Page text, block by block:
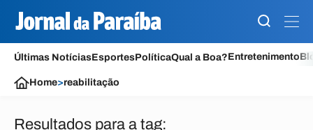
Últimas NotíciasEsportesPolíticaQual a Boa?Entretenimento
Home>reabilitação
Resultados para a tag: